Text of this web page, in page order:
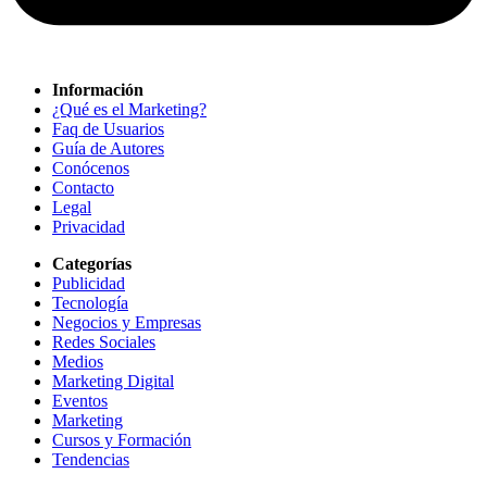
Información
¿Qué es el Marketing?
Faq de Usuarios
Guía de Autores
Conócenos
Contacto
Legal
Privacidad
Categorías
Publicidad
Tecnología
Negocios y Empresas
Redes Sociales
Medios
Marketing Digital
Eventos
Marketing
Cursos y Formación
Tendencias